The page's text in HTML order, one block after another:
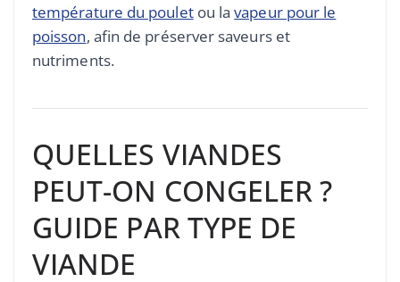
température du pouletou lavapeur pour le
poisson, afin de préserver saveurs et
nutriments.
QUELLES VIANDES
PEUT-ON CONGELER ?
GUIDE PAR TYPE DE
VIANDE